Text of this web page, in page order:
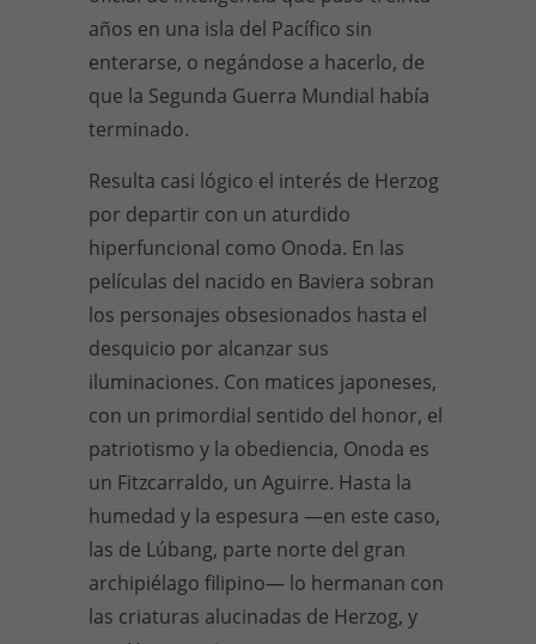
años en una isla del Pacífico sin
enterarse, o negándose a hacerlo, de
que la Segunda Guerra Mundial había
terminado.
Resulta casi lógico el interés de Herzog
por departir con un aturdido
hiperfuncional como Onoda. En las
películas del nacido en Baviera sobran
los personajes obsesionados hasta el
desquicio por alcanzar sus
iluminaciones. Con matices japoneses,
con un primordial sentido del honor, el
patriotismo y la obediencia, Onoda es
un Fitzcarraldo, un Aguirre. Hasta la
humedad y la espesura —en este caso,
las de Lúbang, parte norte del gran
archipiélago filipino— lo hermanan con
las criaturas alucinadas de Herzog, y